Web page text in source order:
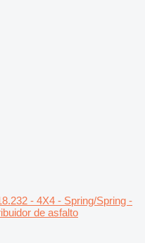
- 4X4 - Spring/Spring -
de asfalto